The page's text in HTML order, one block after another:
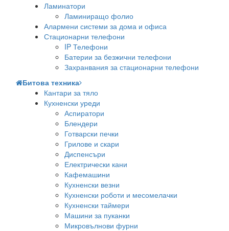
Ламинатори
Ламиниращо фолио
Алармени системи за дома и офиса
Стационарни телефони
IP Телефони
Батерии за безжични телефони
Захранвания за стационарни телефони
Битова техника
Кантари за тяло
Кухненски уреди
Аспиратори
Блендери
Готварски печки
Грилове и скари
Диспенсъри
Електрически кани
Кафемашини
Кухненски везни
Кухненски роботи и месомелачки
Кухненски таймери
Машини за пуканки
Микровълнови фурни